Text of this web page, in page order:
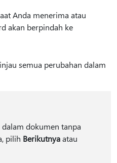
Anda menerima atau
akan berpindah ke
semua perubahan dalam
dokumen tanpa
pilih Berikutnyaatau